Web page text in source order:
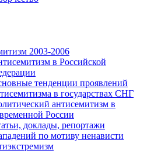
2003-2006
в Российской
тенденции проявлений
в государствах СНГ
антисемитизм в
России
доклады, репортажи
по мотиву ненависти